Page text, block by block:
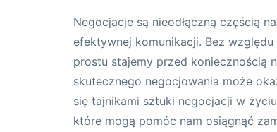
Negocjacje są nieodłączną częścią
efektywnej komunikacji. Bez
prostu stajemy przed koniecznością
skutecznego negocjowania może
się tajnikami sztuki negocjacji w
które mogą pomóc nam osiągnąć